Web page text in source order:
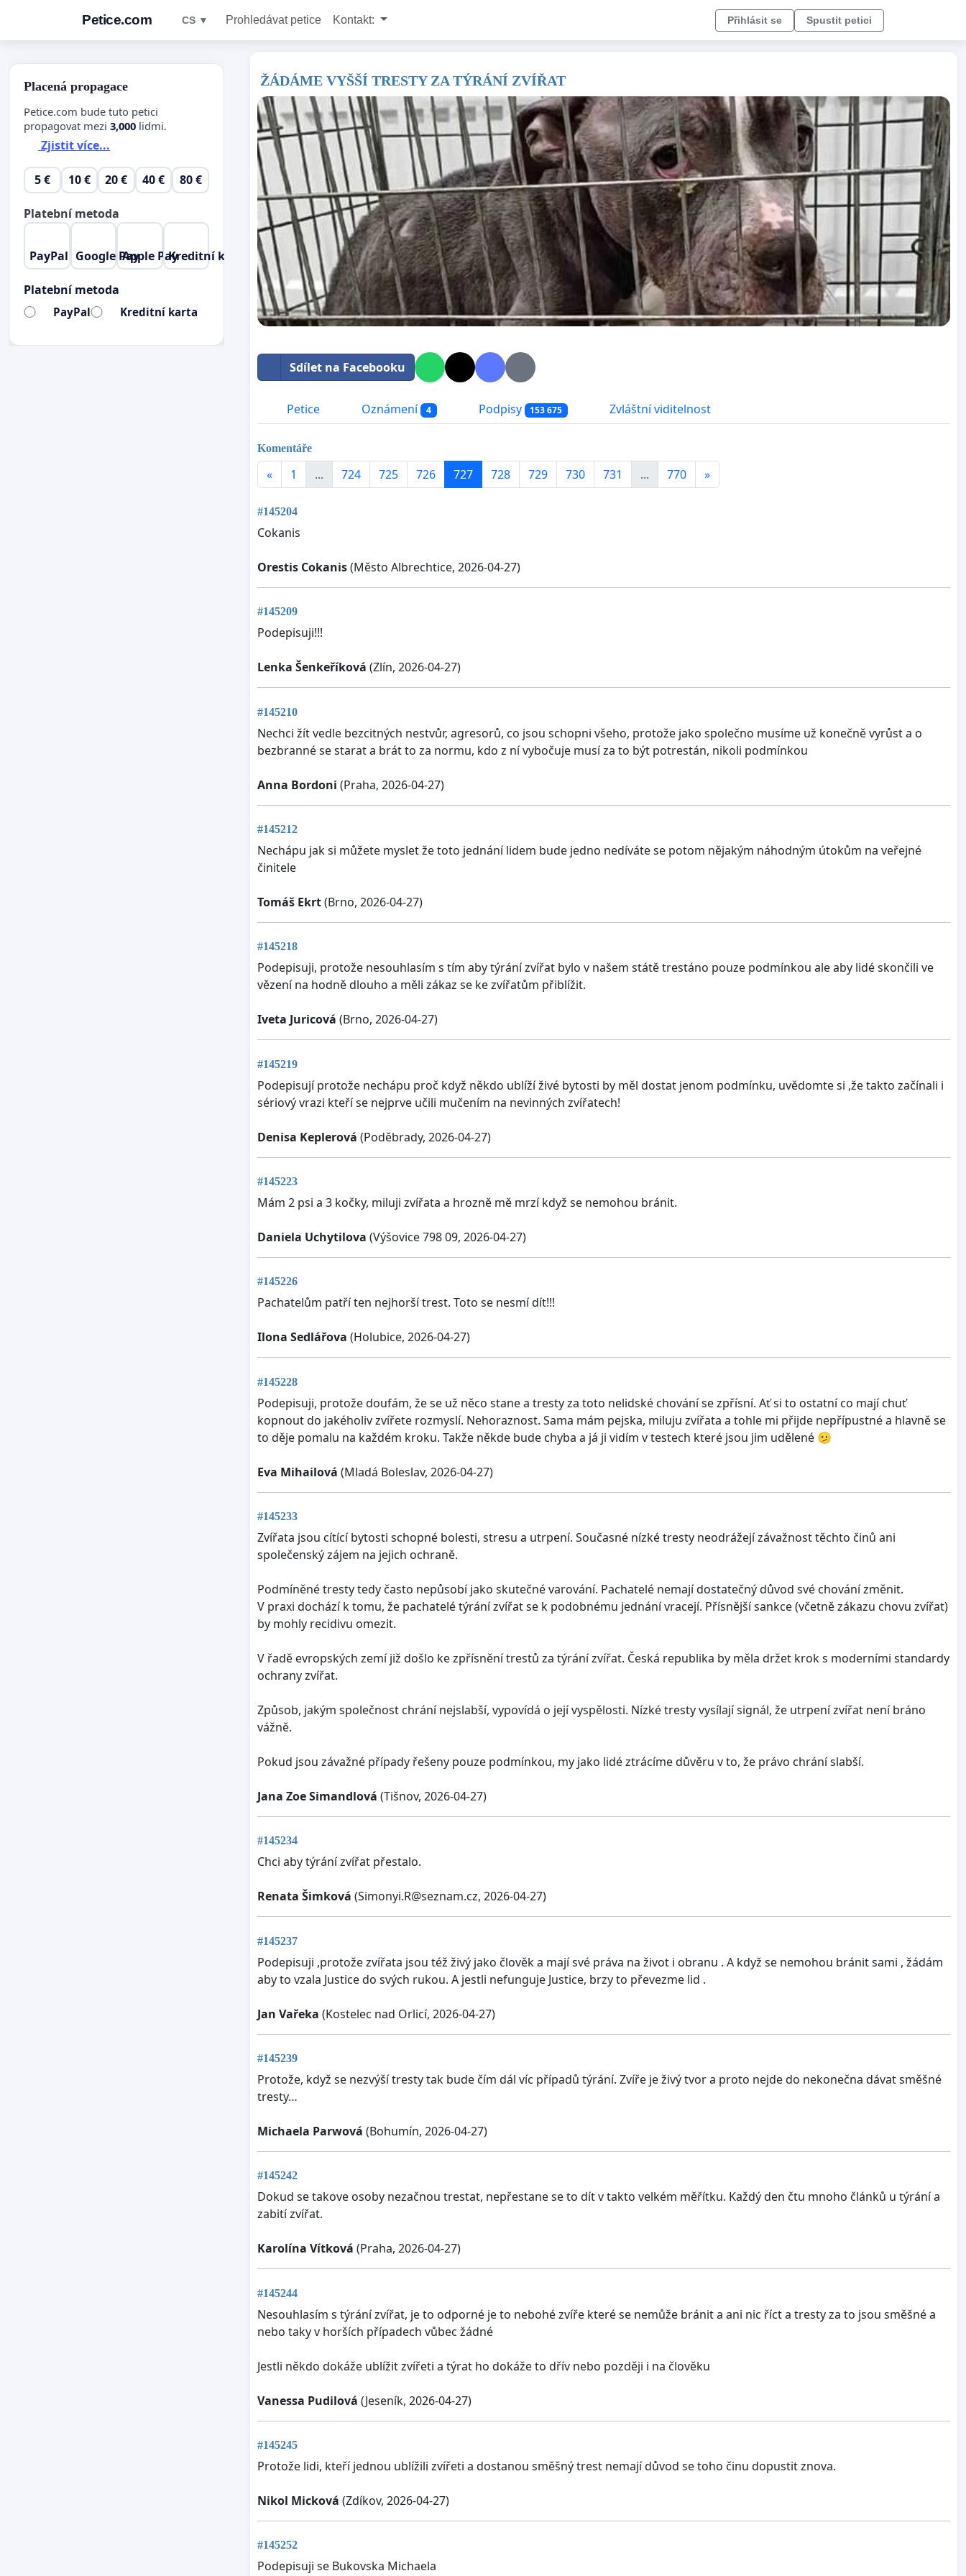
Petice.com CS ▼ Prohledávat petice Kontakt: Přihlásit se Spustit petici
ŽÁDÁME VYŠŠÍ TRESTY ZA TÝRÁNÍ ZVÍŘAT
Sdílet na Facebooku
Petice Oznámení 4 Podpisy 153 675 Zvláštní viditelnost
Komentáře
« 1 ... 724 725 726 727 728 729 730 731 ... 770 »
#145204
Cokanis
Orestis Cokanis(Město Albrechtice, 2026-04-27)
#145209
Podepisuji!!!
Lenka Šenkeříková (Zlín, 2026-04-27)
#145210
Nechci žít vedle bezcitných nestvůr, agresorů, co jsou schopni všeho, protože jako společno musíme už konečně vyrůst a o
bezbranné se starat a brát to za normu, kdo z ní vybočuje musí za to být potrestán, nikoli podmínkou
Anna Bordoni (Praha, 2026-04-27)
#145212
Nechápu jak si můžete myslet že toto jednání lidem bude jedno nedíváte se potom nějakým náhodným útokům na veřejné
činitele
Tomáš Ekrt(Brno, 2026-04-27)
#145218
Podepisuji, protože nesouhlasím s tím aby týrání zvířat bylo v našem státě trestáno pouze podmínkou ale aby lidé skončili ve
vězení na hodně dlouho a měli zákaz se ke zvířatům přiblížit.
Iveta Juricová (Brno, 2026-04-27)
#145219
Podepisují protože nechápu proč když někdo ublíží živé bytosti by měl dostat jenom podmínku, uvědomte si ,že takto začínali i
sériový vrazi kteří se nejprve učili mučením na nevinných zvířatech!
Denisa Keplerová (Poděbrady, 2026-04-27)
#145223
Mám 2 psi a 3 kočky, miluji zvířata a hrozně mě mrzí když se nemohou bránit.
Daniela Uchytilova (Výšovice 798 09, 2026-04-27)
#145226
Pachatelům patří ten nejhorší trest. Toto se nesmí dít!!!
Ilona Sedlářova (Holubice, 2026-04-27)
#145228
Podepisuji, protože doufám, že se už něco stane a tresty za toto nelidské chování se zpřísní. Ať si to ostatní co mají chuť
kopnout do jakéholiv zvířete rozmyslí. Nehoraznost. Sama mám pejska, miluju zvířata a tohle mi přijde nepřípustné a hlavně se
to děje pomalu na každém kroku. Takže někde bude chyba a já ji vidím v testech které jsou jim udělené 🫤
Eva Mihailová (Mladá Boleslav, 2026-04-27)
#145233
Zvířata jsou cítící bytosti schopné bolesti, stresu a utrpení. Současné nízké tresty neodrážejí závažnost těchto činů ani
společenský zájem na jejich ochraně.
Podmíněné tresty tedy často nepůsobí jako skutečné varování. Pachatelé nemají dostatečný důvod své chování změnit.
V praxi dochází k tomu, že pachatelé týrání zvířat se k podobnému jednání vracejí. Přísnější sankce (včetně zákazu chovu zvířat)
by mohly recidivu omezit.
V řadě evropských zemí již došlo ke zpřísnění trestů za týrání zvířat. Česká republika by měla držet krok s moderními standardy
ochrany zvířat.
Způsob, jakým společnost chrání nejslabší, vypovídá o její vyspělosti. Nízké tresty vysílají signál, že utrpení zvířat není bráno
vážně.
Pokud jsou závažné případy řešeny pouze podmínkou, my jako lidé ztrácíme důvěru v to, že právo chrání slabší.
Jana Zoe Simandlová (Tišnov, 2026-04-27)
#145234
Chci aby týrání zvířat přestalo.
Renata Šimková (Simonyi.R@seznam.cz, 2026-04-27)
#145237
Podepisuji ,protože zvířata jsou též živý jako člověk a mají své práva na život i obranu . A když se nemohou bránit sami , žádám
aby to vzala Justice do svých rukou. A jestli nefunguje Justice, brzy to převezme lid .
Jan Vařeka (Kostelec nad Orlicí, 2026-04-27)
#145239
Protože, když se nezvýší tresty tak bude čím dál víc případů týrání. Zvíře je živý tvor a proto nejde do nekonečna dávat směšné
tresty…
Michaela Parwová (Bohumín, 2026-04-27)
#145242
Dokud se takove osoby nezačnou trestat, nepřestane se to dít v takto velkém měřítku. Každý den čtu mnoho článků u týrání a
zabití zvířat.
Karolína Vítková (Praha, 2026-04-27)
#145244
Nesouhlasím s týrání zvířat, je to odporné je to nebohé zvíře které se nemůže bránit a ani nic říct a tresty za to jsou směšné a
nebo taky v horších případech vůbec žádné
Jestli někdo dokáže ublížit zvířeti a týrat ho dokáže to dřív nebo později i na člověku
Vanessa Pudilová (Jeseník, 2026-04-27)
#145245
Protože lidi, kteří jednou ublížili zvířeti a dostanou směšný trest nemají důvod se toho činu dopustit znova.
Nikol Micková (Zdíkov, 2026-04-27)
#145252
Podepisuji se Bukovska Michaela
Placená propagace
Petice.com bude tuto petici
propagovat mezi 3,000 lidmi.
Zjistit více...
5 € 10 € 20 € 40 € 80 €
Platební metoda
PayPal Google PayApple PayKreditní karta
Platební metoda
PayPal Kreditní karta